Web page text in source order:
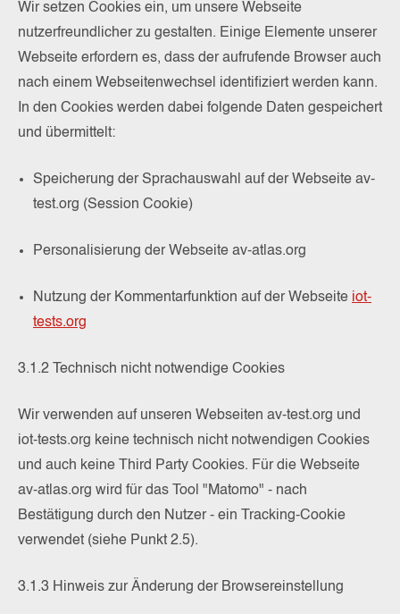
Wir setzen Cookies ein, um unsere Webseite
nutzerfreundlicher zu gestalten. Einige Elemente unserer
Webseite erfordern es, dass der aufrufende Browser auch
nach einem Webseitenwechsel identifiziert werden kann.
In den Cookies werden dabei folgende Daten gespeichert
und übermittelt:
Speicherung der Sprachauswahl auf der Webseite av-
test.org (Session Cookie)
Personalisierung der Webseite av-atlas.org
Nutzung der Kommentarfunktion auf der Webseite iot-
tests.org
3.1.2 Technisch nicht notwendige Cookies
Wir verwenden auf unseren Webseiten av-test.org und
iot-tests.org keine technisch nicht notwendigen Cookies
und auch keine Third Party Cookies. Für die Webseite
av-atlas.org wird für das Tool "Matomo" - nach
Bestätigung durch den Nutzer - ein Tracking-Cookie
verwendet (siehe Punkt 2.5).
3.1.3 Hinweis zur Änderung der Browsereinstellung